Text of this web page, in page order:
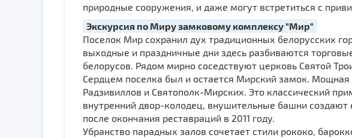
природные сооружения, и даже могут встретиться с
Экскурсия по Миру замковому комплексу "Мир"
Поселок Мир сохранил дух традиционных белорусских
выходные и праздничные дни здесь разбиваются
белорусов. Рядом мирно соседствуют церковь Святой
Сердцем поселка был и остается Мирский замок. Мощная
Радзивиллов и Святополк-Мирских. Это классический
внутренний двор-колодец, внушительные башни
после окончания реставраций в 2011 году.
Убранство парадных залов сочетает стили рококо,